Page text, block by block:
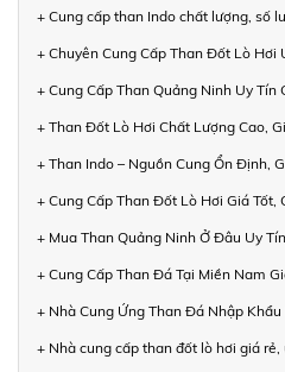
+ Cung cấp than Indo chất lượng, số
+ Chuyên Cung Cấp Than Đốt Lò Hơi
+ Cung Cấp Than Quảng Ninh Uy Tín
+ Than Đốt Lò Hơi Chất Lượng Cao,
+ Than Indo – Nguồn Cung Ổn Định,
+ Cung Cấp Than Đốt Lò Hơi Giá Tốt,
+ Mua Than Quảng Ninh Ở Đâu Uy
+ Cung Cấp Than Đá Tại Miền Nam
+ Nhà Cung Ứng Than Đá Nhập
+ Nhà cung cấp than đốt lò hơi giá